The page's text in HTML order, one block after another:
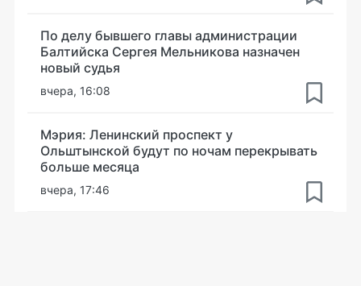
По делу бывшего главы администрации
Балтийска Сергея Мельникова назначен
новый судья
вчера, 16:08
Мэрия: Ленинский проспект у
Ольштынской будут по ночам перекрывать
больше месяца
вчера, 17:46